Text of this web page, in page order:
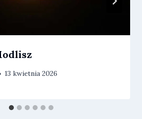
13 kwietnia 2026